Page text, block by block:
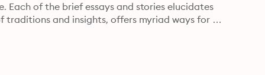
of the brief essays and stories elucidates
traditions and insights, offers myriad ways for